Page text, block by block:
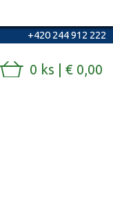
+420 244 912 222
0 ks | € 0,00